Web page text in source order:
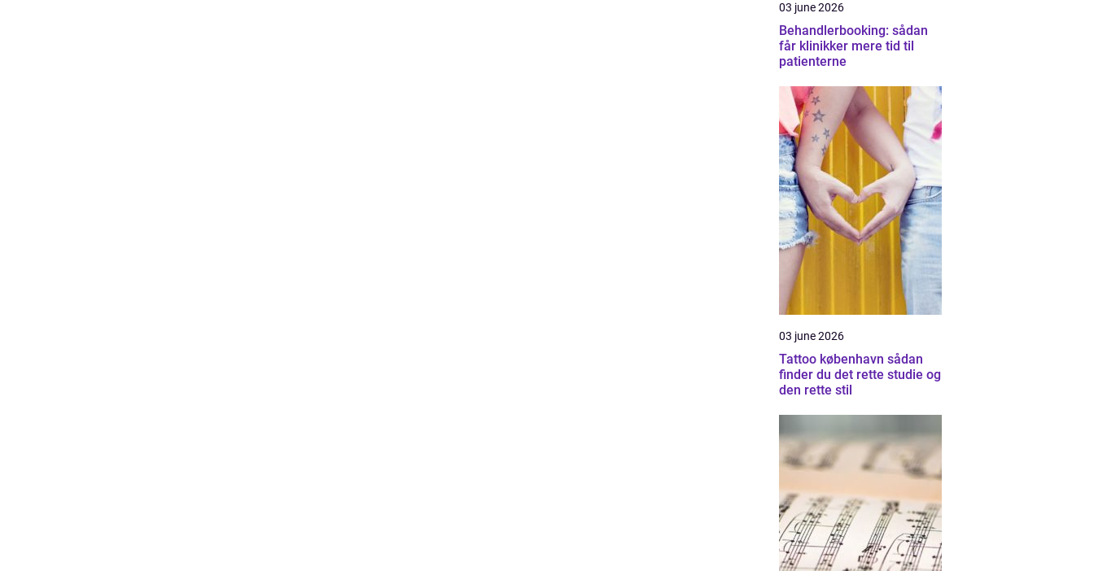
03 june 2026
Behandlerbooking: sådan
får klinikker mere tid til
patienterne
03 june 2026
Tattoo københavn sådan
finder du det rette studie og
den rette stil